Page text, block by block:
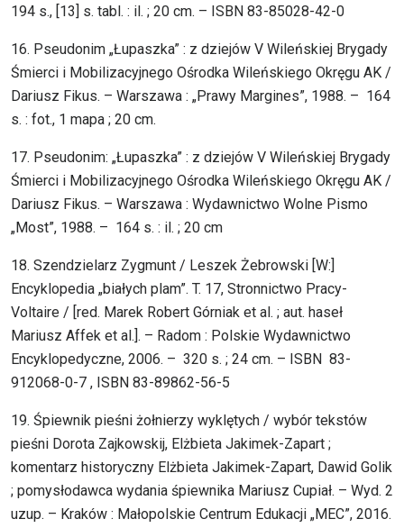
194 s., [13] s. tabl. : il. ; 20 cm. – ISBN 83-85028-42-0
16. Pseudonim „Łupaszka” : z dziejów V Wileńskiej Brygady
Śmierci i Mobilizacyjnego Ośrodka Wileńskiego Okręgu AK /
Dariusz Fikus. – Warszawa : „Prawy Margines”, 1988. – 164
s. : fot., 1 mapa ; 20 cm.
17. Pseudonim: „Łupaszka” : z dziejów V Wileńskiej Brygady
Śmierci i Mobilizacyjnego Ośrodka Wileńskiego Okręgu AK /
Dariusz Fikus. – Warszawa : Wydawnictwo Wolne Pismo
„Most”, 1988. – 164 s. : il. ; 20 cm
18. Szendzielarz Zygmunt / Leszek Żebrowski [W:]
Encyklopedia „białych plam”. T. 17, Stronnictwo Pracy-
Voltaire / [red. Marek Robert Górniak et al. ; aut. haseł
Mariusz Affek et al.]. – Radom : Polskie Wydawnictwo
Encyklopedyczne, 2006. – 320 s. ; 24 cm. – ISBN 83-
912068-0-7 , ISBN 83-89862-56-5
19. Śpiewnik pieśni żołnierzy wyklętych / wybór tekstów
pieśni Dorota Zajkowskij, Elżbieta Jakimek-Zapart ;
komentarz historyczny Elżbieta Jakimek-Zapart, Dawid Golik
; pomysłodawca wydania śpiewnika Mariusz Cupiał. – Wyd. 2
uzup. – Kraków : Małopolskie Centrum Edukacji „MEC”, 2016.